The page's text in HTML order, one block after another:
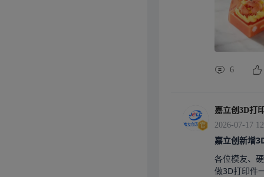
6
嘉立创3D打
2026-07-17
嘉立创新增
各位模友、
做3D打印件